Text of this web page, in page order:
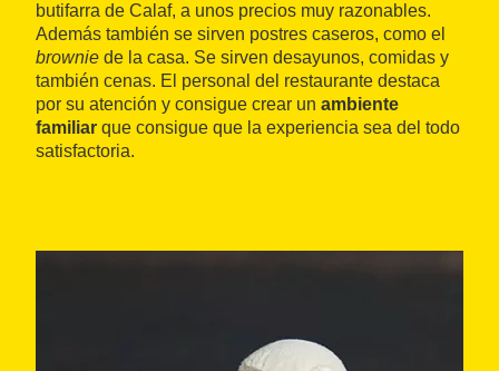
butifarra de Calaf, a unos precios muy razonables.
Además también se sirven postres caseros, como el
brownie de la casa. Se sirven desayunos, comidas y
también cenas. El personal del restaurante destaca
por su atención y consigue crear un ambiente
familiar que consigue que la experiencia sea del todo
satisfactoria.